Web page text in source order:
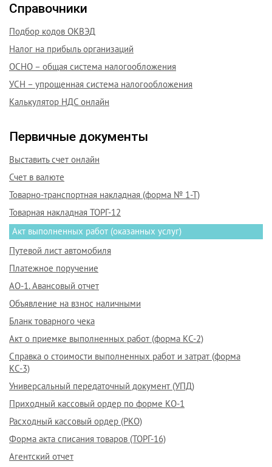
Справочники
Подбор кодов ОКВЭД
Налог на прибыль организаций
ОСНО – общая система налогообложения
УСН – упрощенная система налогообложения
Калькулятор НДС онлайн
Первичные документы
Выставить счет онлайн
Счет в валюте
Товарно-транспортная накладная (форма № 1-Т)
Товарная накладная ТОРГ-12
Акт выполненных работ (оказанных услуг)
Путевой лист автомобиля
Платежное поручение
АО-1. Авансовый отчет
Объявление на взнос наличными
Бланк товарного чека
Акт о приемке выполненных работ (форма КС-2)
Справка о стоимости выполненных работ и затрат (форма
КС-3)
Универсальный передаточный документ (УПД)
Приходный кассовый ордер по форме КО-1
Расходный кассовый ордер (РКО)
Форма акта списания товаров (ТОРГ-16)
Агентский отчет